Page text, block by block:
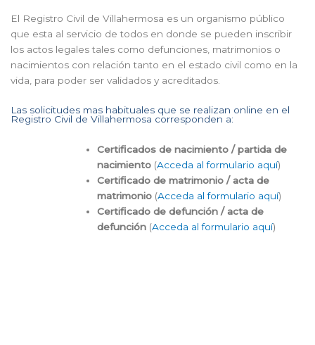
El Registro Civil de Villahermosa es un organismo público
que esta al servicio de todos en donde se pueden inscribir
los actos legales tales como defunciones, matrimonios o
nacimientos con relación tanto en el estado civil como en la
vida, para poder ser validados y acreditados.
Las solicitudes mas habituales que se realizan online en el
Registro Civil de Villahermosa corresponden a:
Certificados de nacimiento / partida de
nacimiento (Acceda al formulario aquí)
Certificado de matrimonio / acta de
matrimonio (Acceda al formulario aquí)
Certificado de defunción / acta de
defunción (Acceda al formulario aquí)